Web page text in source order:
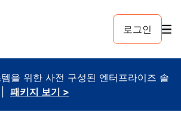
로그인
을 위한 사전 구성된 엔터프라이즈 솔
패키지 보기 >